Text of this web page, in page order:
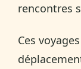
rencontres
Ces